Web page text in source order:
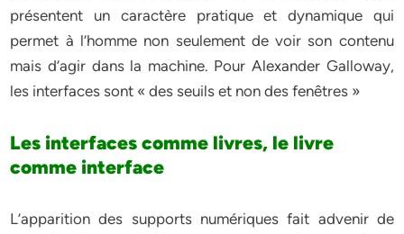
présentent un caractère pratique et dynamique qui
permet à l’homme non seulement de voir son contenu
mais d’agir dans la machine. Pour Alexander Galloway,
les interfaces sont « des seuils et non des fenêtres »
Les interfaces comme livres, le livre
comme interface
L’apparition des supports numériques fait advenir de